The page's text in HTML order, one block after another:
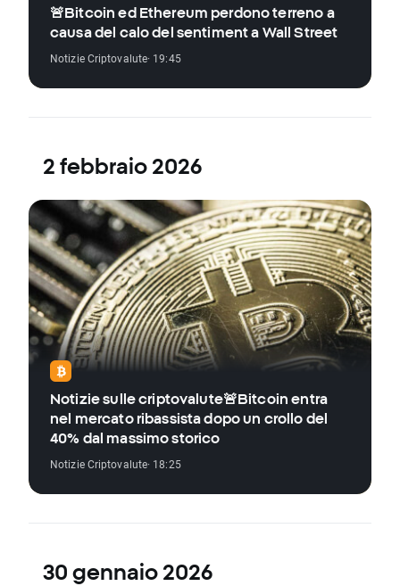
🚨Bitcoin ed Ethereum perdono terreno a
causa del calo del sentiment a Wall Street
Notizie Criptovalute· 19:45
2 febbraio 2026
Notizie sulle criptovalute🚨Bitcoin entra
nel mercato ribassista dopo un crollo del
40% dal massimo storico
Notizie Criptovalute· 18:25
30 gennaio 2026